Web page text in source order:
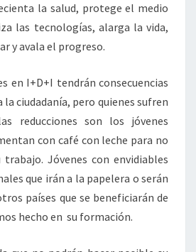
la salud, protege el medio
las tecnologías, alarga la vida,
y avala el progreso.
en I+D+I tendrán consecuencias
ciudadanía, pero quienes sufren
reducciones son los jóvenes
con café con leche para no
Jóvenes con envidiables
que irán a la papelera o serán
países que se beneficiarán de
hecho en su formación.